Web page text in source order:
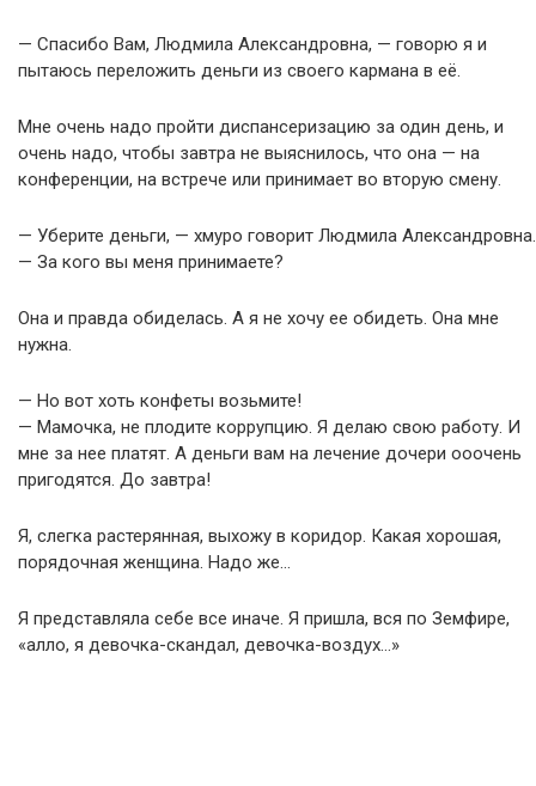
— Спасибо Вам, Людмила Александровна, — говорю я и
пытаюсь переложить деньги из своего кармана в её.
Мне очень надо пройти диспансеризацию за один день, и
очень надо, чтобы завтра не выяснилось, что она — на
конференции, на встрече или принимает во вторую смену.
— Уберите деньги, — хмуро говорит Людмила Александровна.
— За кого вы меня принимаете?
Она и правда обиделась. А я не хочу ее обидеть. Она мне
нужна.
— Но вот хоть конфеты возьмите!
— Мамочка, не плодите коррупцию. Я делаю свою работу. И
мне за нее платят. А деньги вам на лечение дочери ооочень
пригодятся. До завтра!
Я, слегка растерянная, выхожу в коридор. Какая хорошая,
порядочная женщина. Надо же…
Я представляла себе все иначе. Я пришла, вся по Земфире,
«алло, я девочка-скандал, девочка-воздух…»